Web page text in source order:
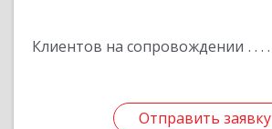
Клиентов на сопровождении
Отправить заявку
Отправить заявку